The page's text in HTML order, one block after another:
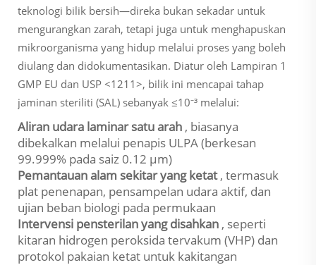
teknologi bilik bersih—direka bukan sekadar untuk
mengurangkan zarah, tetapi juga untuk menghapuskan
mikroorganisma yang hidup melalui proses yang boleh
diulang dan didokumentasikan. Diatur oleh Lampiran 1
GMP EU dan USP <1211>, bilik ini mencapai tahap
jaminan steriliti (SAL) sebanyak ≤10⁻³ melalui:
Aliran udara laminar satu arah , biasanya
dibekalkan melalui penapis ULPA (berkesan
99.999% pada saiz 0.12 µm)
Pemantauan alam sekitar yang ketat, termasuk
plat penenapan, pensampelan udara aktif, dan
ujian beban biologi pada permukaan
Intervensi pensterilan yang disahkan , seperti
kitaran hidrogen peroksida tervakum (VHP) dan
protokol pakaian ketat untuk kakitangan